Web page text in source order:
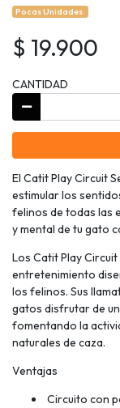
Pocas Unidades.
$ 19.900
CANTIDAD
El Catit Play Circuit
estimular los
felinos de todas las
y mental de tu gato
Los Catit Play
entretenimiento
los felinos. Sus
gatos disfrutar de
fomentando la
naturales de caza.
Ventajas
Circuito con